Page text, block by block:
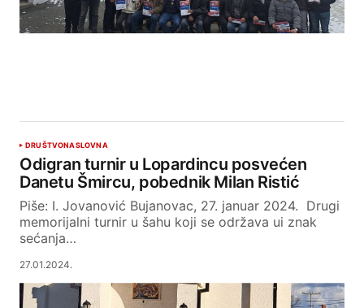
DRUŠTVONASLOVNA
Odigran turnir u Lopardincu posvećen
Danetu Šmircu, pobednik Milan Ristić
Piše: I. Jovanović Bujanovac, 27. januar 2024. Drugi
memorijalni turnir u šahu koji se održava ui znak
sećanja…
27.01.2024.